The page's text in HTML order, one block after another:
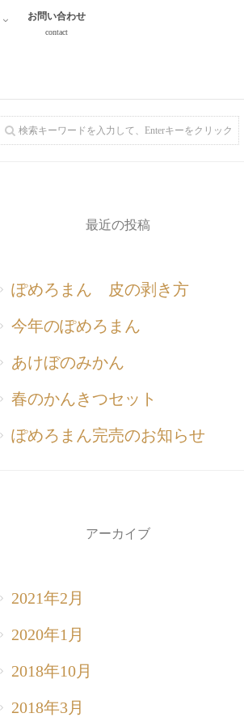
お問い合わせ
contact
最近の投稿
ぽめろまん 皮の剥き方
今年のぽめろまん
あけぼのみかん
春のかんきつセット
ぽめろまん完売のお知らせ
アーカイブ
2021年2月
2020年1月
2018年10月
2018年3月